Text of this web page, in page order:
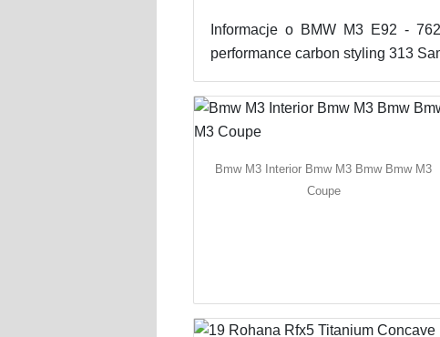
Informacje o BMW M3 E92 -
performance carbon styling 313
Bmw M3 Interior Bmw M3 Bmw Bmw M3
Coupe